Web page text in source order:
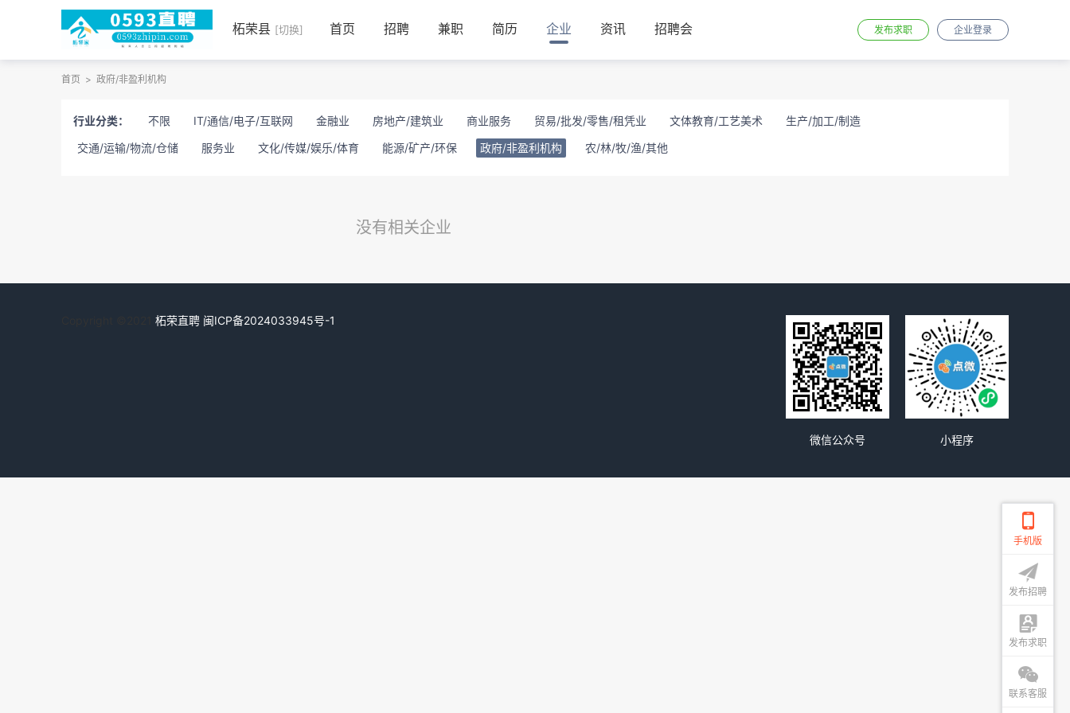
柘荣县 [切换] 首页 招聘 兼职 简历 企业 资讯 招聘会 发布求职 企业登录
首页 > 政府/非盈利机构
行业分类： 不限 IT/通信/电子/互联网 金融业 房地产/建筑业 商业服务 贸易/批发/零售/租凭业 文体教育/工艺美术
生产/加工/制造
交通/运输/物流/仓储
服务业 文化/传媒/娱乐/体育 能源/矿产/环保 政府/非盈利机构 农/林/牧/渔/其他
没有相关企业
柘荣直聘 闽ICP备2024033945号-1
小程序
微信公众号
手机版
发布招聘
发布求职
联系客服